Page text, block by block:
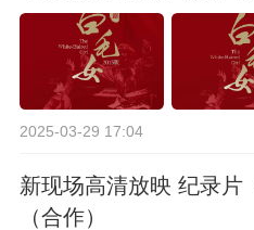
2025-03-29 17:04
新现场高清放映 纪录片
（合作）